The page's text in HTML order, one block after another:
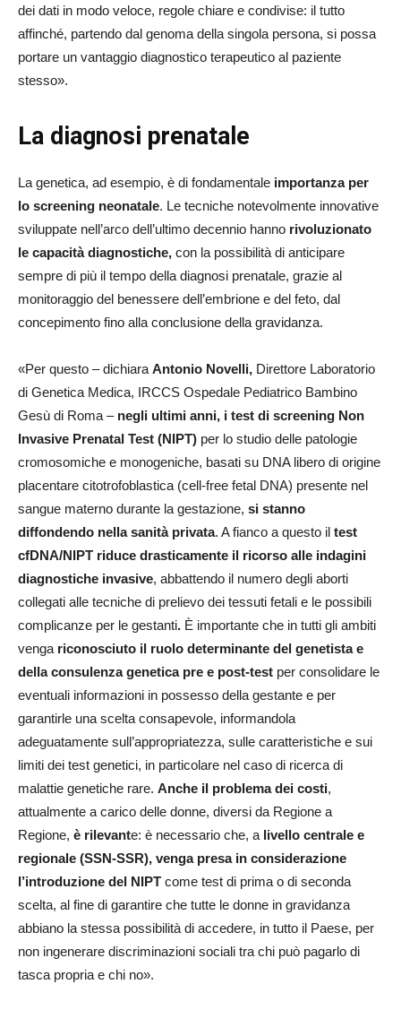
dei dati in modo veloce, regole chiare e condivise: il tutto
affinché, partendo dal genoma della singola persona, si possa
portare un vantaggio diagnostico terapeutico al paziente
stesso».
La diagnosi prenatale
La genetica, ad esempio, è di fondamentale importanza per
lo screening neonatale. Le tecniche notevolmente innovative
sviluppate nell’arco dell’ultimo decennio hanno rivoluzionato
le capacità diagnostiche, con la possibilità di anticipare
sempre di più il tempo della diagnosi prenatale, grazie al
monitoraggio del benessere dell’embrione e del feto, dal
concepimento fino alla conclusione della gravidanza.
«Per questo – dichiara Antonio Novelli, Direttore Laboratorio
di Genetica Medica, IRCCS Ospedale Pediatrico Bambino
Gesù di Roma – negli ultimi anni, i test di screening Non
Invasive Prenatal Test (NIPT) per lo studio delle patologie
cromosomiche e monogeniche, basati su DNA libero di origine
placentare citotrofoblastica (cell-free fetal DNA) presente nel
sangue materno durante la gestazione, si stanno
diffondendo nella sanità privata. A fianco a questo il test
cfDNA/NIPT riduce drasticamente il ricorso alle indagini
diagnostiche invasive, abbattendo il numero degli aborti
collegati alle tecniche di prelievo dei tessuti fetali e le possibili
complicanze per le gestanti. È importante che in tutti gli ambiti
venga riconosciuto il ruolo determinante del genetista e
della consulenza genetica pre e post-test per consolidare le
eventuali informazioni in possesso della gestante e per
garantirle una scelta consapevole, informandola
adeguatamente sull’appropriatezza, sulle caratteristiche e sui
limiti dei test genetici, in particolare nel caso di ricerca di
malattie genetiche rare. Anche il problema dei costi,
attualmente a carico delle donne, diversi da Regione a
Regione, è rilevante: è necessario che, a livello centrale e
regionale (SSN-SSR), venga presa in considerazione
l’introduzione del NIPT come test di prima o di seconda
scelta, al fine di garantire che tutte le donne in gravidanza
abbiano la stessa possibilità di accedere, in tutto il Paese, per
non ingenerare discriminazioni sociali tra chi può pagarlo di
tasca propria e chi no».